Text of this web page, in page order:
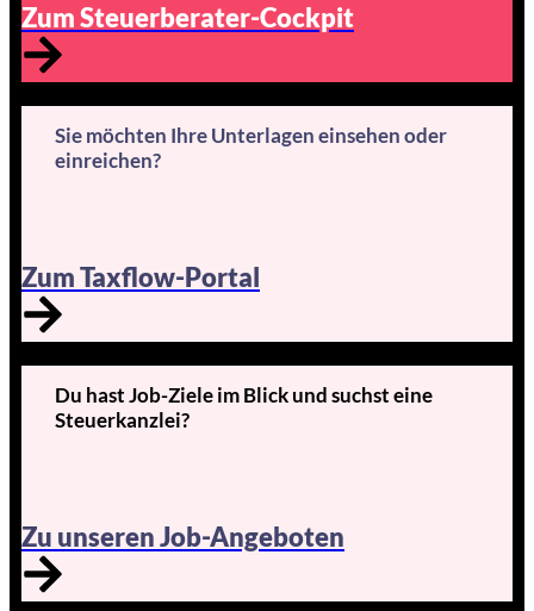
Zum Steuerberater-Cockpit
Sie möchten Ihre Unterlagen einsehen oder
einreichen?
Zum Taxflow-Portal
Du hast Job-Ziele im Blick und suchst eine
Steuerkanzlei?
Zu unseren Job-Angeboten